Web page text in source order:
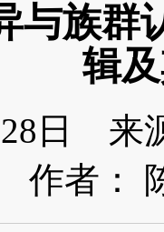
与族群
辑
日
来
作者：